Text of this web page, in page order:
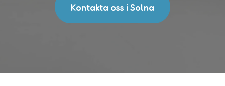
Kontakta oss i Solna